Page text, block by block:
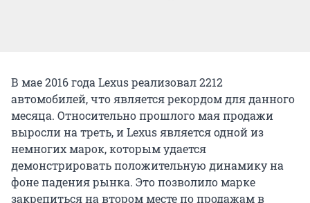
В мае 2016 года Lexus реализовал 2212
автомобилей, что является рекордом для данного
месяца. Относительно прошлого мая продажи
выросли на треть, и Lexus является одной из
немногих марок, которым удается
демонстрировать положительную динамику на
фоне падения рынка. Это позволило марке
закрепиться на втором месте по продажам в